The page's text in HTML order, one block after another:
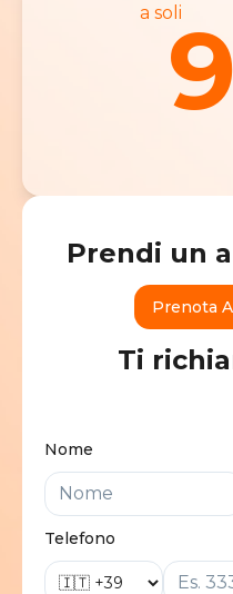
a soli9
Prendi un
Prenota
Ti
Nome
Telefono